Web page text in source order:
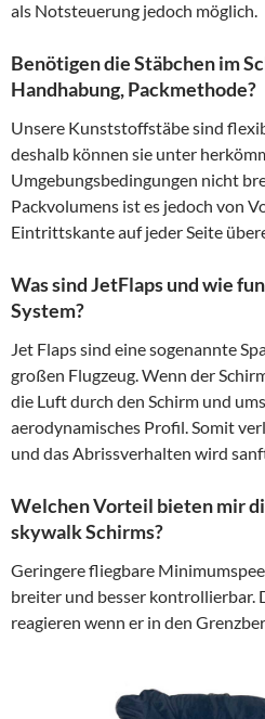
als Notsteuerung jedoch möglich.
Benötigen die Stäbchen im
Handhabung, Packmethode?
Unsere Kunststoffstäbe sind
deshalb können sie unter
Umgebungsbedingungen nicht
Packvolumens ist es jedoch von
Eintrittskante auf jeder Seite
Was sind JetFlaps und wie
System?
Jet Flaps sind eine sogenannte
großen Flugzeug. Wenn der
die Luft durch den Schirm und
aerodynamisches Profil. Somit
und das Abrissverhalten wird
Welchen Vorteil bieten mir
skywalk Schirms?
Geringere fliegbare
breiter und besser kontrollierbar.
reagieren wenn er in den